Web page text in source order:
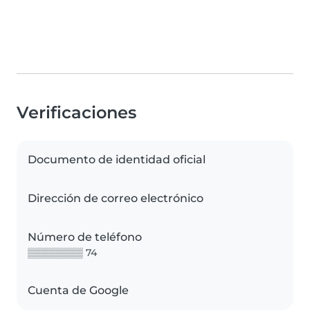
Verificaciones
Documento de identidad oficial
Dirección de correo electrónico
Número de teléfono
▒▒▒▒▒▒▒▒ 74
Cuenta de Google